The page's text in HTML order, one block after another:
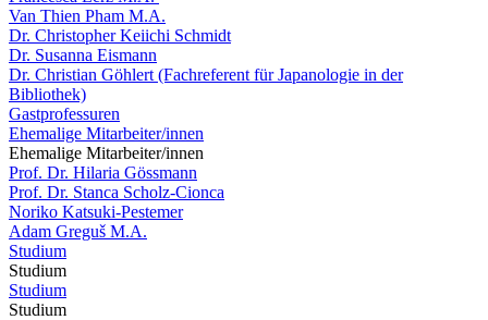
Van Thien Pham M.A.
Dr. Christopher Keiichi Schmidt
Dr. Susanna Eismann
Dr. Christian Göhlert (Fachreferent für Japanologie in der
Bibliothek)
Gastprofessuren
Ehemalige Mitarbeiter/innen
Ehemalige Mitarbeiter/innen
Prof. Dr. Hilaria Gössmann
Prof. Dr. Stanca Scholz-Cionca
Noriko Katsuki-Pestemer
Adam Greguš M.A.
Studium
Studium
Studium
Studium